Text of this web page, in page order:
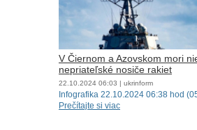
V Čiernom a Azovskom mori
nepriateľské nosiče rakiet
22.10.2024 06:03 | ukrinform
Infografika 22.10.2024 06:38 hod
Prečítajte si viac